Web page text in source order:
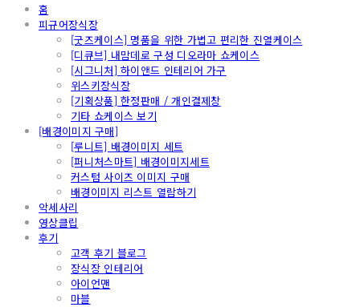
홈
피규어장식장
[굿즈케이스] 명품을 위한 가볍고 편리한 진열케이스
[디큐브] 내맘데로 구성 디오라마 쇼케이스
[시그니처] 하이앤드 인테리어 가구
위스키장식장
[기획상품] 한정판매 / 개인결제창
기타 쇼케이스 보기
[배경이미지 구매]
[루니트] 배경이미지 세트
[퍼니처스마트] 배경이미지세트
커스텀 사이즈 이미지 구매
배경이미지 리스트 열람하기
악세사리
영상클립
후기
고객 후기 블로그
장식장 인테리어
아이언맨
마블